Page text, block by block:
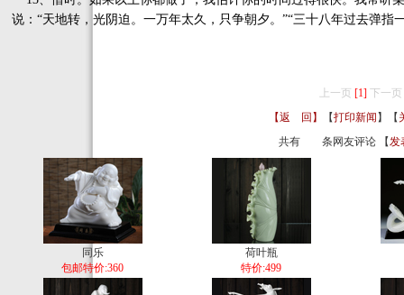
说：“天地转，光阴迫。一万年太久，只争朝夕。”“三十八年过去弹指
上一页 [1] 下一页
【返 回】
【打印新闻 】【
共有
条网友评论 【发
同乐
包邮特价:360
荷叶瓶
特价:499